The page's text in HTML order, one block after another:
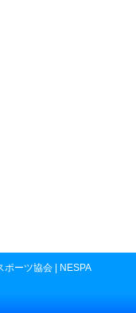
ポーツ協会 | NESPA